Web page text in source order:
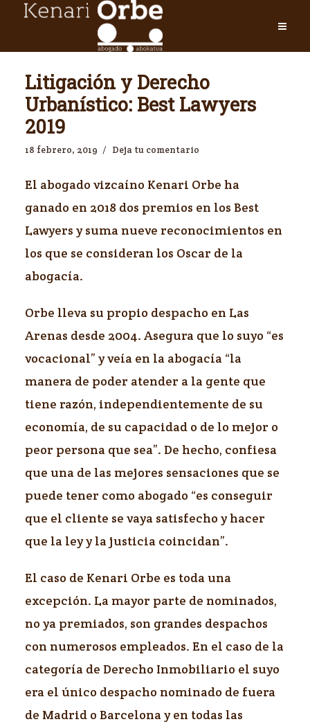
Litigación y Derecho
Urbanístico: Best Lawyers
2019
18 febrero, 2019 Deja tu comentario
El abogado vizcaíno Kenari Orbe ha
ganado en 2018 dos premios en los Best
Lawyers y suma nueve reconocimientos en
los que se consideran los Oscar de la
abogacía.
Orbe lleva su propio despacho en Las
Arenas desde 2004. Asegura que lo suyo “es
vocacional” y veía en la abogacía “la
manera de poder atender a la gente que
tiene razón, independientemente de su
economía, de su capacidad o de lo mejor o
peor persona que sea”. De hecho, confiesa
que una de las mejores sensaciones que se
puede tener como abogado “es conseguir
que el cliente se vaya satisfecho y hacer
que la ley y la justicia coincidan”.
El caso de Kenari Orbe es toda una
excepción. La mayor parte de nominados,
no ya premiados, son grandes despachos
con numerosos empleados. En el caso de la
categoría de Derecho Inmobiliario el suyo
era el único despacho nominado de fuera
de Madrid o Barcelona y en todas las